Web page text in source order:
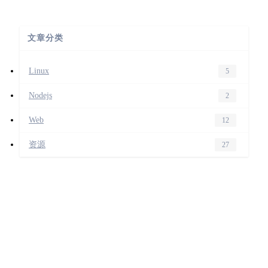
文章分类
Linux 5
Nodejs 2
Web 12
资源 27